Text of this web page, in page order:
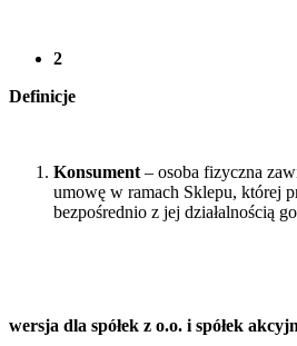
2
Definicje
Konsument – osoba fizyczna
umowę w ramach Sklepu, której
bezpośrednio z jej działalnością
wersja dla spółek z o.o. i spółek